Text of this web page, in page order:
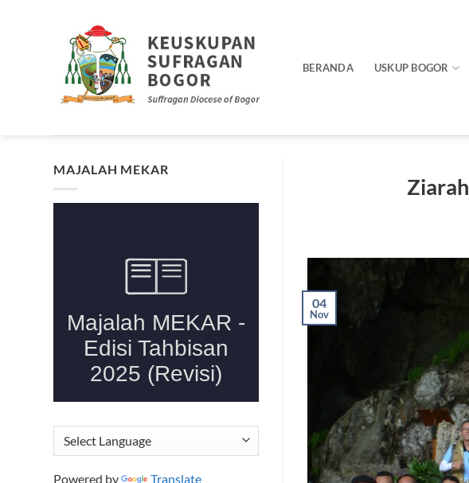
BERANDA USKUP BOGOR
MAJALAH MEKAR
Powered by Translate
04
Nov